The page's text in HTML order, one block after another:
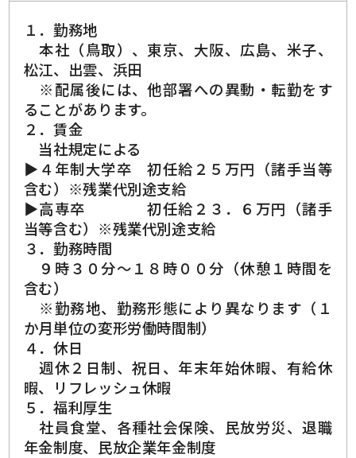
１．勤務地
本社（鳥取）、東京、大阪、広島、米子、
松江、出雲、浜田
※配属後には、他部署への異動・転勤をす
ることがあります。
２．賃金
当社規定による
▶４年制大学卒 初任給２５万円（諸手当等
含む）※残業代別途支給
▶高専卒 初任給２３．６万円（諸手
当等含む）※残業代別途支給
３．勤務時間
９時３０分～１８時００分（休憩１時間を
含む）
※勤務地、勤務形態により異なります（１
か月単位の変形労働時間制）
４．休日
週休２日制、祝日、年末年始休暇、有給休
暇、リフレッシュ休暇
５．福利厚生
社員食堂、各種社会保険、民放労災、退職
年金制度、民放企業年金制度